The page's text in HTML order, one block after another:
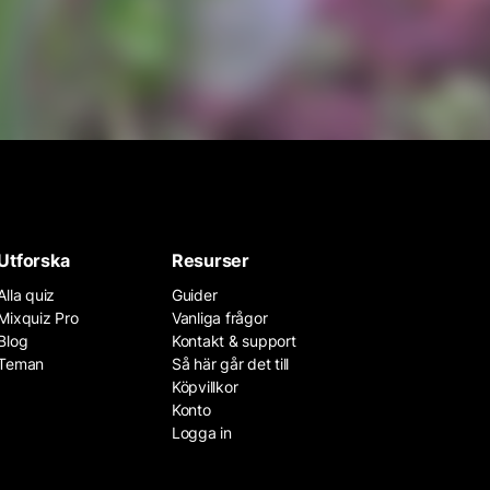
quiz
Pro
Resurser
Guider
Vanliga frågor
Kontakt & support
Så här går det till
Köpvillkor
Konto
Logga in